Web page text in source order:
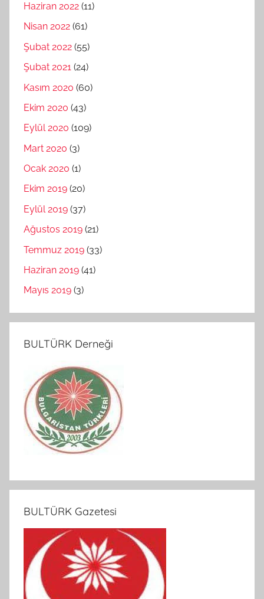
Haziran 2022 (11)
Nisan 2022 (61)
Şubat 2022 (55)
Şubat 2021 (24)
Kasım 2020 (60)
Ekim 2020 (43)
Eylül 2020 (109)
Mart 2020 (3)
Ocak 2020 (1)
Ekim 2019 (20)
Eylül 2019 (37)
Ağustos 2019 (21)
Temmuz 2019 (33)
Haziran 2019 (41)
Mayıs 2019 (3)
BULTÜRK Derneği
BULTÜRK Gazetesi